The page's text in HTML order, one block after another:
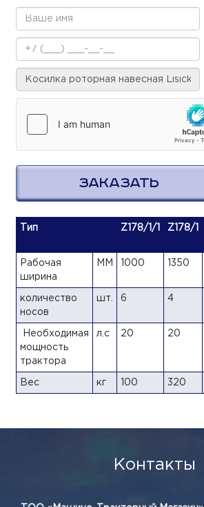
ЗАКАЗАТЬ
Тип Z178/1/1 Z178/1
Рабочая
ширина
MM 1000 1350
количество
носов
шт. 6 4
Необходимая
мощность
трактора
л.с 20 20
Вес кг 100 320
Контакты